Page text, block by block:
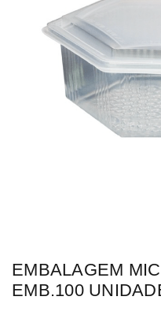
EMBALAGEM
EMB.100